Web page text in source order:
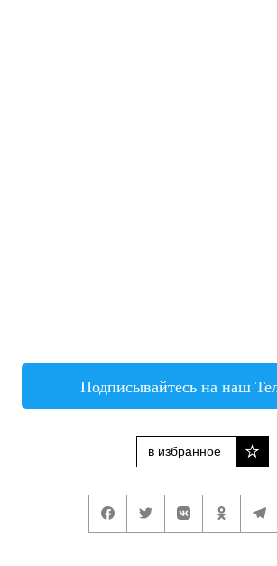
Подписывайтесь на наш
в избранное